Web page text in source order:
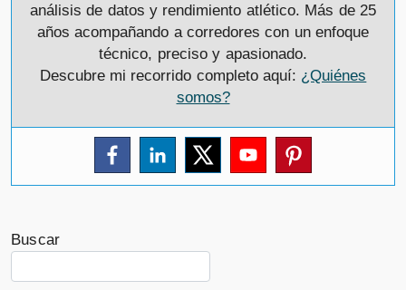
análisis de datos y rendimiento atlético. Más de 25
años acompañando a corredores con un enfoque
técnico, preciso y apasionado.
Descubre mi recorrido completo aquí: ¿Quiénes
somos?
Buscar